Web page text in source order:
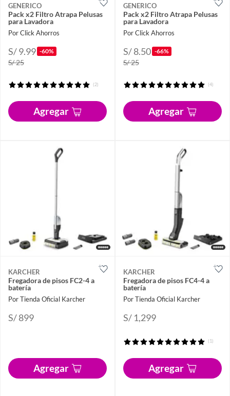
GENERICO
Pack x2 Filtro Atrapa Pelusas
para Lavadora
Por Click Ahorros
S/ 9.99 -60%
S/ 25
(2)
Agregar
GENERICO
Pack x2 Filtro Atrapa Pelusas
para Lavadora
Por Click Ahorros
S/ 8.50 -66%
S/ 25
(4)
Agregar
KARCHER
Fregadora de pisos FC2-4 a
batería
Por Tienda Oficial Karcher
S/ 899
Agregar
KARCHER
Fregadora de pisos FC4-4 a
batería
Por Tienda Oficial Karcher
S/ 1,299
(1)
Agregar